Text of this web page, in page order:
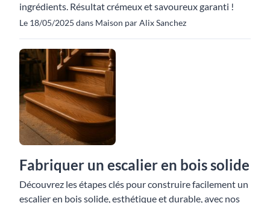
ingrédients. Résultat crémeux et savoureux garanti !
Le 18/05/2025 dans Maison par Alix Sanchez
Fabriquer un escalier en bois solide
Découvrez les étapes clés pour construire facilement un
escalier en bois solide, esthétique et durable, avec nos